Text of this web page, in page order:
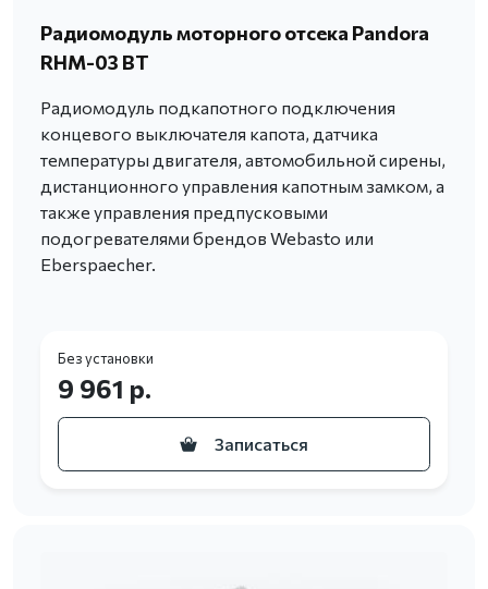
Радиомодуль моторного отсека Pandora
RHM-03 BT
Радиомодуль подкапотного подключения
концевого выключателя капота, датчика
температуры двигателя, автомобильной сирены,
дистанционного управления капотным замком, а
также управления предпусковыми
подогревателями брендов Webasto или
Eberspaecher.
Без установки
9 961 р.
Записаться